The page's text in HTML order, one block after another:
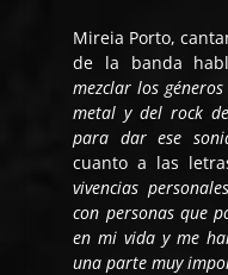
Mireia Porto,
de la banda
mezclar los
metal y del rock
para dar ese
cuanto a las
vivencias
con personas que
en mi vida y me
una parte muy